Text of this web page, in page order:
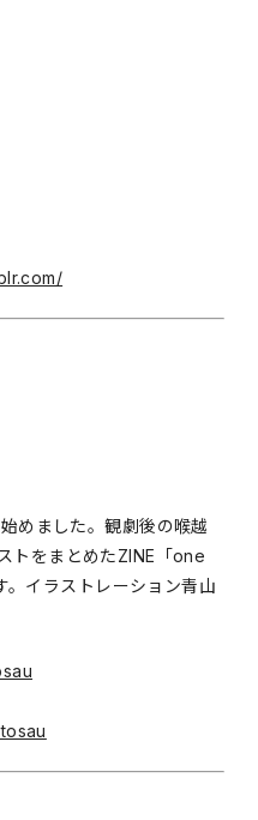
めました。観劇後の喉越
トをまとめたZINE「one
イラストレーション青山